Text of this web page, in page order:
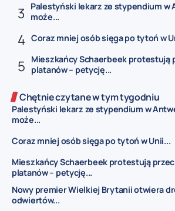
Palestyński lekarz ze stypendium w
może...
Coraz mniej osób sięga po tytoń w
Mieszkańcy Schaerbeek protestują
platanów – petycję...
Chętnie czytane w tym tygodniu
Palestyński lekarz ze stypendium w
może...
Coraz mniej osób sięga po tytoń w Unii...
Mieszkańcy Schaerbeek protestują
platanów – petycję...
Nowy premier Wielkiej Brytanii otwiera
odwiertów...